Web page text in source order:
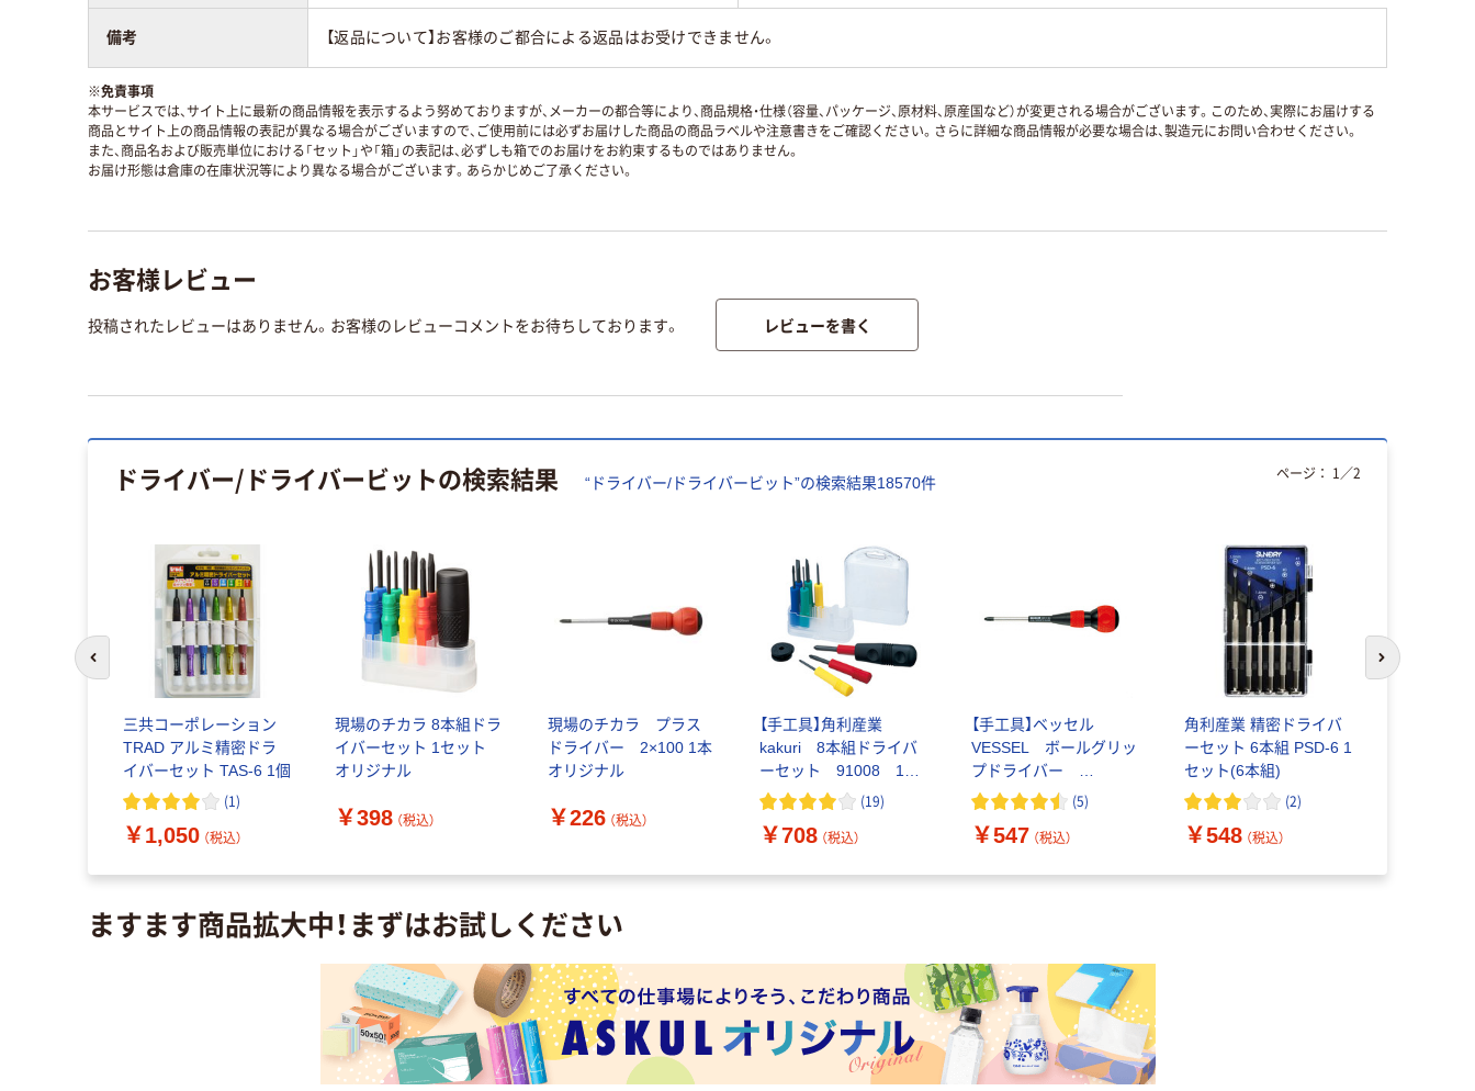
備考 【返品について】お客様のご都合による返品はお受けできません。
※免責事項
本サービスでは、サイト上に最新の商品情報を表示するよう努めておりますが、メーカーの都合等により、商品規格・仕様（容量、パッケージ、原材料、原産国など）が変更される場合がございます。このため、実際にお届けする
商品とサイト上の商品情報の表記が異なる場合がございますので、ご使用前には必ずお届けした商品の商品ラベルや注意書きをご確認ください。さらに詳細な商品情報が必要な場合は、製造元にお問い合わせください。
また、商品名および販売単位における「セット」や「箱」の表記は、必ずしも箱でのお届けをお約束するものではありません。
お届け形態は倉庫の在庫状況等により異なる場合がございます。あらかじめご了承ください。
お客様レビュー
投稿されたレビューはありません。お客様のレビューコメントをお待ちしております。 レビューを書く
ドライバー/ドライバービットの検索結果 “ ドライバー/ドライバービット”の検索結果18570件
三共コーポレーション
TRAD アルミ精密ドラ
イバーセット TAS-6 1個
(1)
￥1,050 （税込）
現場のチカラ 8本組ドラ
イバーセット 1セット
オリジナル
￥398 （税込）
現場のチカラ プラス
ドライバー 2×100 1本
オリジナル
￥226 （税込）
【手工具】角利産業
kakuri 8本組ドライバ
ーセット 91008 1セ
ット
(19)
￥708 （税込）
【手工具】ベッセル
VESSEL ボールグリッ
プドライバー
No.220 +2 (5)
￥547 （税込）
角利産業 精密ドライバ
ーセット 6本組 PSD-6 1
セット(6本組)
(2)
￥548 （税込）
ページ： 1 ／2
前のスライドへ 次のスライド
ますます商品拡大中！まずはお試しください